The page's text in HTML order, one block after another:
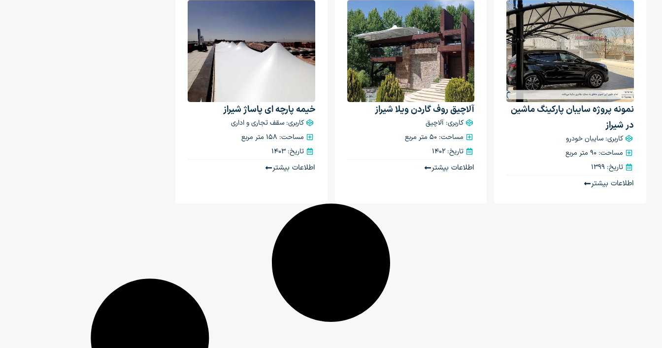
نمونه پروژه سایبان پارکینگ ماشین
در شیراز
کاربری: سایبان خودرو
مساحت: 90 متر مربع
تاریخ: 1399
اطلاعات بیشتر
آلاچیق روف گاردن ویلا شیراز
کاربری: آلاچیق
مساحت: 50 متر مربع
تاریخ: 1402
اطلاعات بیشتر
خیمه پارچه ای پاساژ شیراز
کاربری: سقف تجاری و اداری
مساحت: 158 متر مربع
تاریخ: 1403
اطلاعات بیشتر